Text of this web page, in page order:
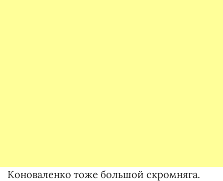
Коноваленко тоже большой скромняга.